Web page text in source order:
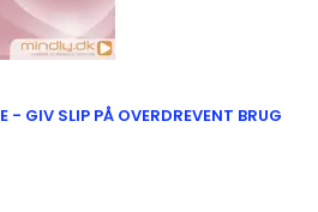
- GIV SLIP PÅ OVERDREVENT BRUG